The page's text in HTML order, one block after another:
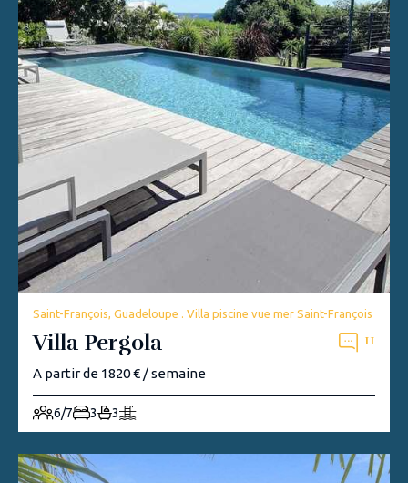
Saint-François, Guadeloupe . Villa piscine vue mer Saint-François
Villa Pergola 11
A partir de 1820 € / semaine
6/7 3 3